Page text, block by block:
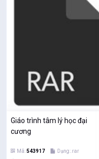
Giáo trình tâm lý học đại
cương
Mã:543917
Dạng:.rar